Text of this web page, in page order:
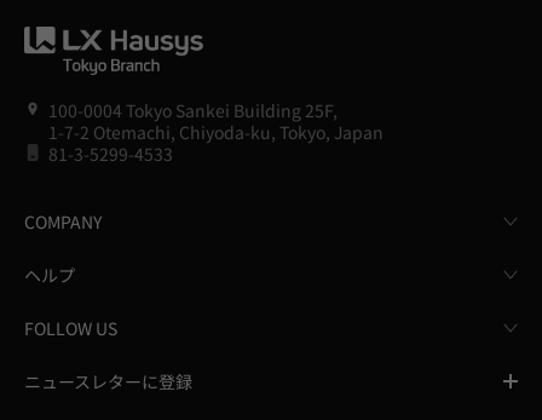
100-0004 Tokyo Sankei Building 25F,
1-7-2 Otemachi, Chiyoda-ku, Tokyo, Japan
81-3-5299-4533
COMPANY
ヘルプ
FOLLOW US
ニュースレターに登録